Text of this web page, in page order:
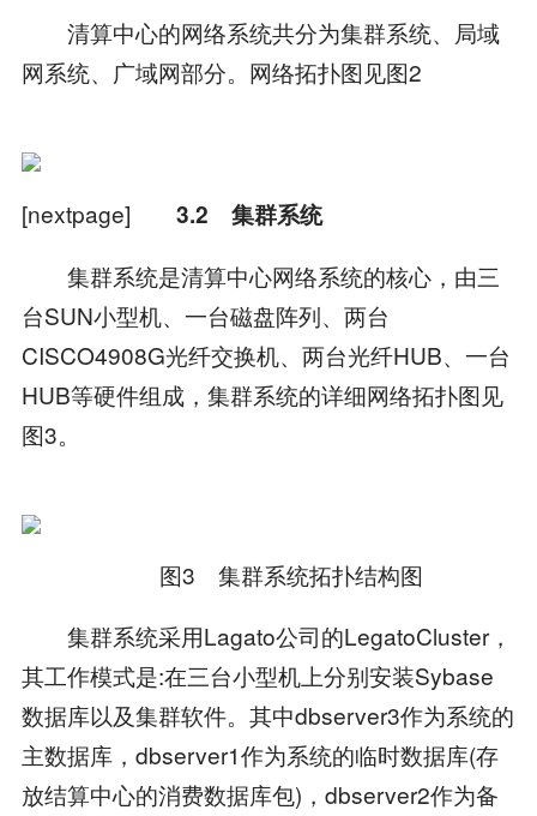
清算中心的网络系统共分为集群系统、局域
网系统、广域网部分。网络拓扑图见图2
[nextpage] 3.2 集群系统
集群系统是清算中心网络系统的核心，由三
台SUN小型机、一台磁盘阵列、两台
CISCO4908G光纤交换机、两台光纤HUB、一台
HUB等硬件组成，集群系统的详细网络拓扑图见
图3。
图3 集群系统拓扑结构图
集群系统采用Lagato公司的LegatoCluster，
其工作模式是:在三台小型机上分别安装Sybase
数据库以及集群软件。其中dbserver3作为系统的
主数据库，dbserver1作为系统的临时数据库(存
放结算中心的消费数据库包)，dbserver2作为备